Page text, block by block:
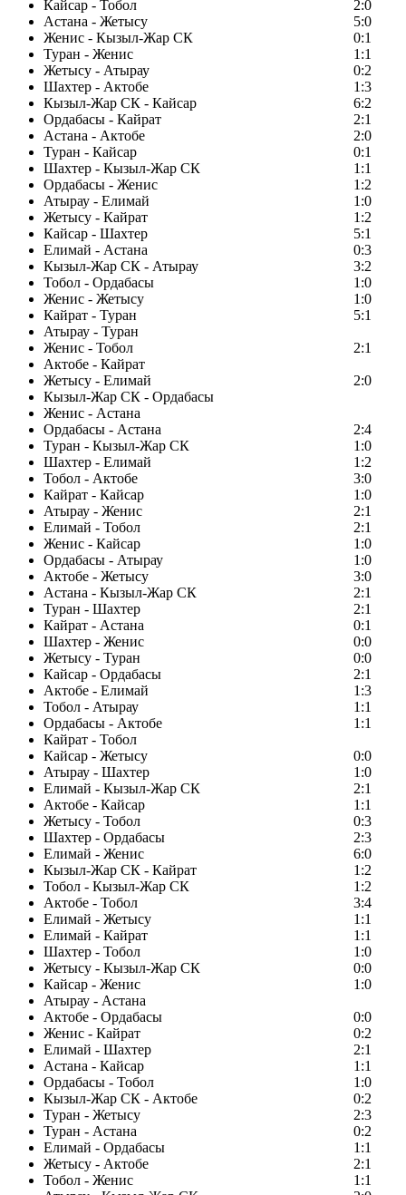
Кайсар - Тобол
2:0
Астана - Жетысу
5:0
Женис - Кызыл-Жар СК
0:1
Туран - Женис
1:1
Жетысу - Атырау
0:2
Шахтер - Актобе
1:3
Кызыл-Жар СК - Кайсар
6:2
Ордабасы - Кайрат
2:1
Астана - Актобе
2:0
Туран - Кайсар
0:1
Шахтер - Кызыл-Жар СК
1:1
Ордабасы - Женис
1:2
Атырау - Елимай
1:0
Жетысу - Кайрат
1:2
Кайсар - Шахтер
5:1
Елимай - Астана
0:3
Кызыл-Жар СК - Атырау
3:2
Тобол - Ордабасы
1:0
Женис - Жетысу
1:0
Кайрат - Туран
5:1
Атырау - Туран
Женис - Тобол
2:1
Актобе - Кайрат
Жетысу - Елимай
2:0
Кызыл-Жар СК - Ордабасы
Женис - Астана
Ордабасы - Астана
2:4
Туран - Кызыл-Жар СК
1:0
Шахтер - Елимай
1:2
Тобол - Актобе
3:0
Кайрат - Кайсар
1:0
Атырау - Женис
2:1
Елимай - Тобол
2:1
Женис - Кайсар
1:0
Ордабасы - Атырау
1:0
Актобе - Жетысу
3:0
Астана - Кызыл-Жар СК
2:1
Туран - Шахтер
2:1
Кайрат - Астана
0:1
Шахтер - Женис
0:0
Жетысу - Туран
0:0
Кайсар - Ордабасы
2:1
Актобе - Елимай
1:3
Тобол - Атырау
1:1
Ордабасы - Актобе
1:1
Кайрат - Тобол
Кайсар - Жетысу
0:0
Атырау - Шахтер
1:0
Елимай - Кызыл-Жар СК
2:1
Актобе - Кайсар
1:1
Жетысу - Тобол
0:3
Шахтер - Ордабасы
2:3
Елимай - Женис
6:0
Кызыл-Жар СК - Кайрат
1:2
Тобол - Кызыл-Жар СК
1:2
Актобе - Тобол
3:4
Елимай - Жетысу
1:1
Елимай - Кайрат
1:1
Шахтер - Тобол
1:0
Жетысу - Кызыл-Жар СК
0:0
Кайсар - Женис
1:0
Атырау - Астана
Актобе - Ордабасы
0:0
Женис - Кайрат
0:2
Елимай - Шахтер
2:1
Астана - Кайсар
1:1
Ордабасы - Тобол
1:0
Кызыл-Жар СК - Актобе
0:2
Туран - Жетысу
2:3
Туран - Астана
0:2
Елимай - Ордабасы
1:1
Жетысу - Актобе
2:1
Тобол - Женис
1:1